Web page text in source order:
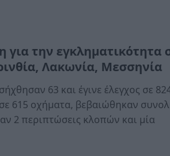
για την εγκληματικότητα
Λακωνία, Μεσσηνία
63 και έγινε έλεγχος σε
615 οχήματα, βεβαιώθηκαν
2 περιπτώσεις κλοπών και μία